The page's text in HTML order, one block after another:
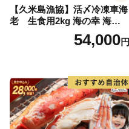
【久米島漁協】活〆冷凍車海
老 生食用2kg 海の幸 海鮮
車えび クルマエビ 高級食材
生食 刺身 鮮度抜群 プリプリ
り物 お歳暮 お中元
54,000円